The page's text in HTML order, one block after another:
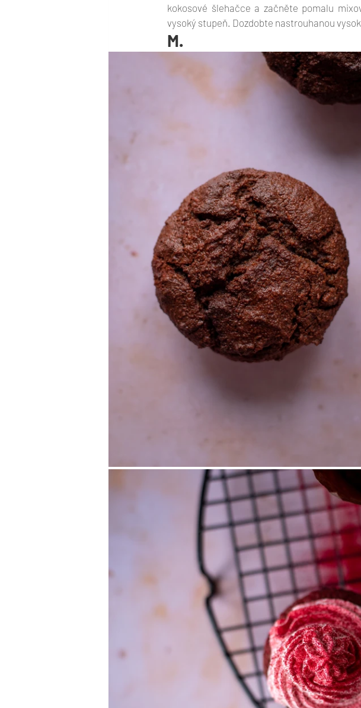
kokosové šlehačce a začněte pomalu
vysoký stupeň. Dozdobte nastrouhanou
M.